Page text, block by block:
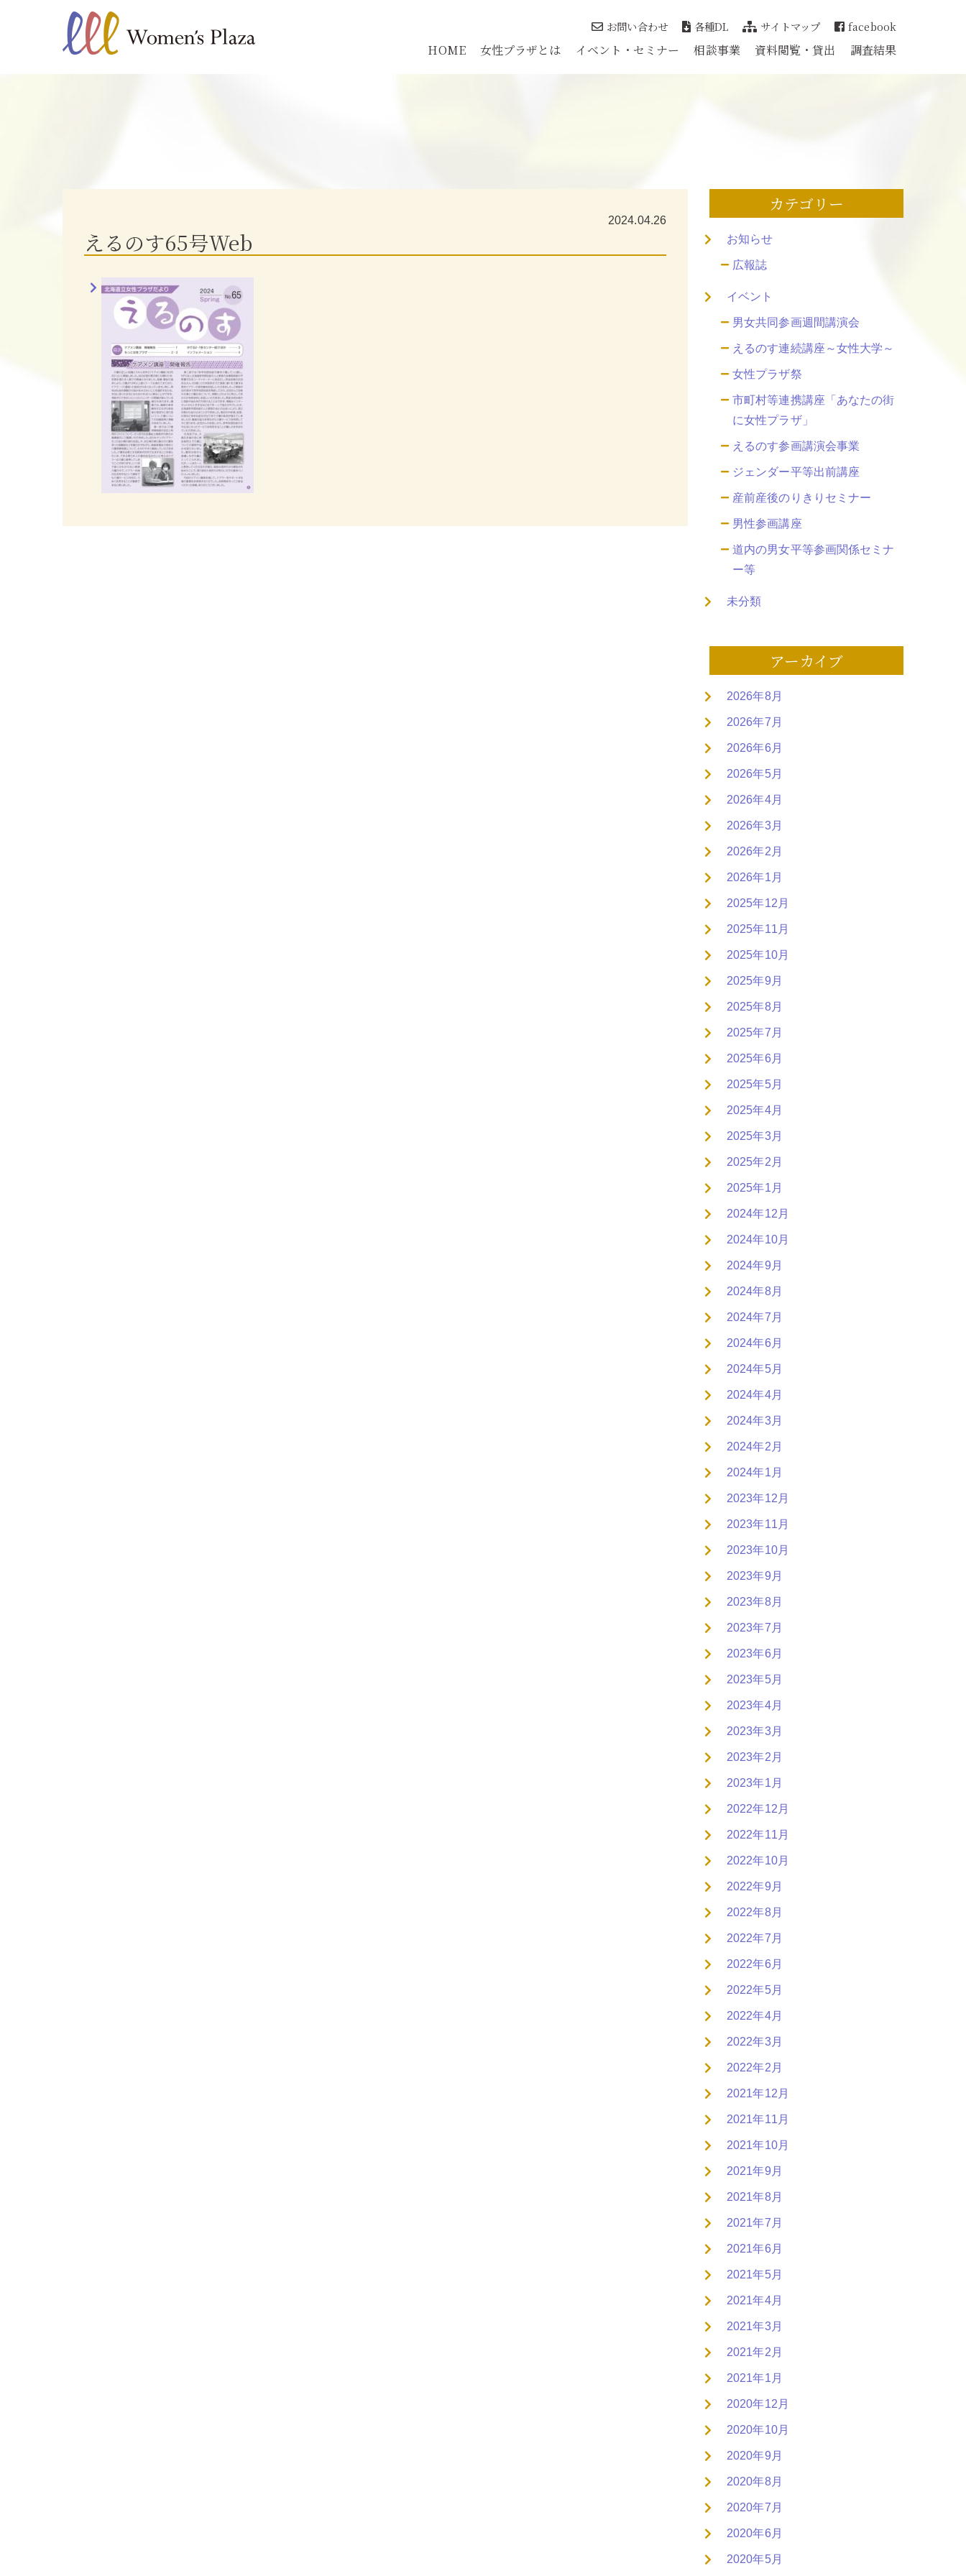
HOME 女性プラザとは イベント・セミナー 相談事業 資料閲覧・貸出 調査結果
お問い合わせ 各種DL サイトマップ facebook
2024.04.26
えるのす65号Web
カテゴリー
お知らせ
広報誌
イベント
男女共同参画週間講演会
えるのす連続講座～女性大学～
女性プラザ祭
市町村等連携講座「あなたの街
に女性プラザ」
えるのす参画講演会事業
ジェンダー平等出前講座
産前産後のりきりセミナー
男性参画講座
道内の男女平等参画関係セミナ
ー等
未分類
アーカイブ
2026年8月
2026年7月
2026年6月
2026年5月
2026年4月
2026年3月
2026年2月
2026年1月
2025年12月
2025年11月
2025年10月
2025年9月
2025年8月
2025年7月
2025年6月
2025年5月
2025年4月
2025年3月
2025年2月
2025年1月
2024年12月
2024年10月
2024年9月
2024年8月
2024年7月
2024年6月
2024年5月
2024年4月
2024年3月
2024年2月
2024年1月
2023年12月
2023年11月
2023年10月
2023年9月
2023年8月
2023年7月
2023年6月
2023年5月
2023年4月
2023年3月
2023年2月
2023年1月
2022年12月
2022年11月
2022年10月
2022年9月
2022年8月
2022年7月
2022年6月
2022年5月
2022年4月
2022年3月
2022年2月
2021年12月
2021年11月
2021年10月
2021年9月
2021年8月
2021年7月
2021年6月
2021年5月
2021年4月
2021年3月
2021年2月
2021年1月
2020年12月
2020年10月
2020年9月
2020年8月
2020年7月
2020年6月
2020年5月